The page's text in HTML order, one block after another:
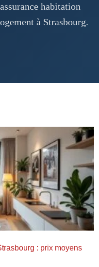
habitation
à Strasbourg.
: prix moyens